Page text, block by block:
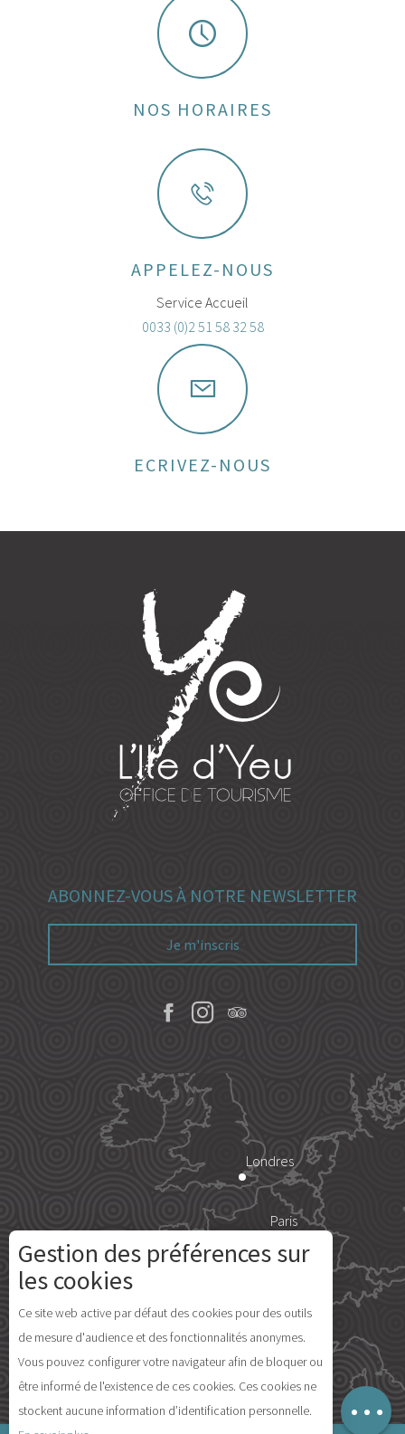
Description
Prestations
Ouvertures
Carte
NOS HORAIRES
APPELEZ-NOUS
Service Accueil
0033 (0)2 51 58 32 58
ECRIVEZ-NOUS
ABONNEZ-VOUS À NOTRE NEWSLETTER
Je m'inscris
Londres
Paris
Madrid
Île d'Yeu
Gestion des préférences sur
les cookies
Ce site web active par défaut des cookies pour des outils
de mesure d'audience et des fonctionnalités anonymes.
Vous pouvez configurer votre navigateur afin de bloquer ou
être informé de l'existence de ces cookies. Ces cookies ne
stockent aucune information d’identification personnelle.